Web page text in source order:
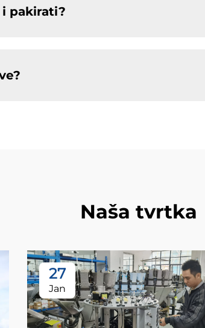
pakirati?
Naša tvrtka
27
Jan